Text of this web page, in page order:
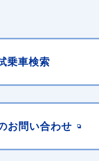
乗車検索
お問い合わせ